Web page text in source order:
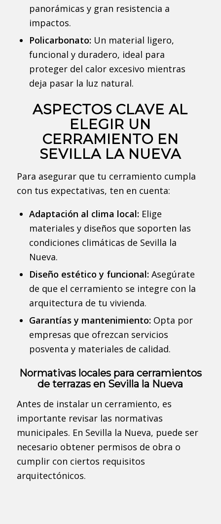
panorámicas y gran resistencia a
impactos.
Policarbonato: Un material ligero,
funcional y duradero, ideal para
proteger del calor excesivo mientras
deja pasar la luz natural.
ASPECTOS CLAVE AL
ELEGIR UN
CERRAMIENTO EN
SEVILLA LA NUEVA
Para asegurar que tu cerramiento cumpla
con tus expectativas, ten en cuenta:
Adaptación al clima local: Elige
materiales y diseños que soporten las
condiciones climáticas de Sevilla la
Nueva.
Diseño estético y funcional: Asegúrate
de que el cerramiento se integre con la
arquitectura de tu vivienda.
Garantías y mantenimiento: Opta por
empresas que ofrezcan servicios
posventa y materiales de calidad.
Normativas locales para cerramientos
de terrazas en Sevilla la Nueva
Antes de instalar un cerramiento, es
importante revisar las normativas
municipales. En Sevilla la Nueva, puede ser
necesario obtener permisos de obra o
cumplir con ciertos requisitos
arquitectónicos.